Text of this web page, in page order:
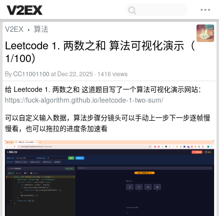
V2EX › 算法
Leetcode 1. 两数之和 算法可视化演示（
1/100）
ByCC11001100at Dec 22, 2025 · 1416 views
给 Leetcode 1. 两数之和 这道题目写了一个算法可视化演示网站：
https://fuck-algorithm.github.io/leetcode-1-two-sum/
可以自定义输入数据，算法步骤分镜头可以手动上一步下一步逐帧慢
慢看，也可以拖拉的进度条加速看